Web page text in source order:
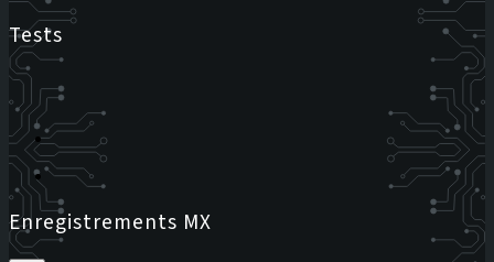
Tests
Enregistrements MX